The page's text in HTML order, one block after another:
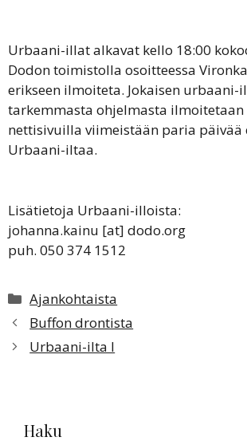
Urbaani-illat alkavat kello 18:00
Dodon toimistolla osoitteessa
erikseen ilmoiteta. Jokaisen urbaani-
tarkemmasta ohjelmasta ilmoitetaan
nettisivuilla viimeistään paria päivää
Urbaani-iltaa.
Lisätietoja Urbaani-illoista:
johanna.kainu [at] dodo.org
puh. 050 374 1512
Kategoriat
Ajankohtaista
Buffon drontista
Urbaani-ilta I
Haku